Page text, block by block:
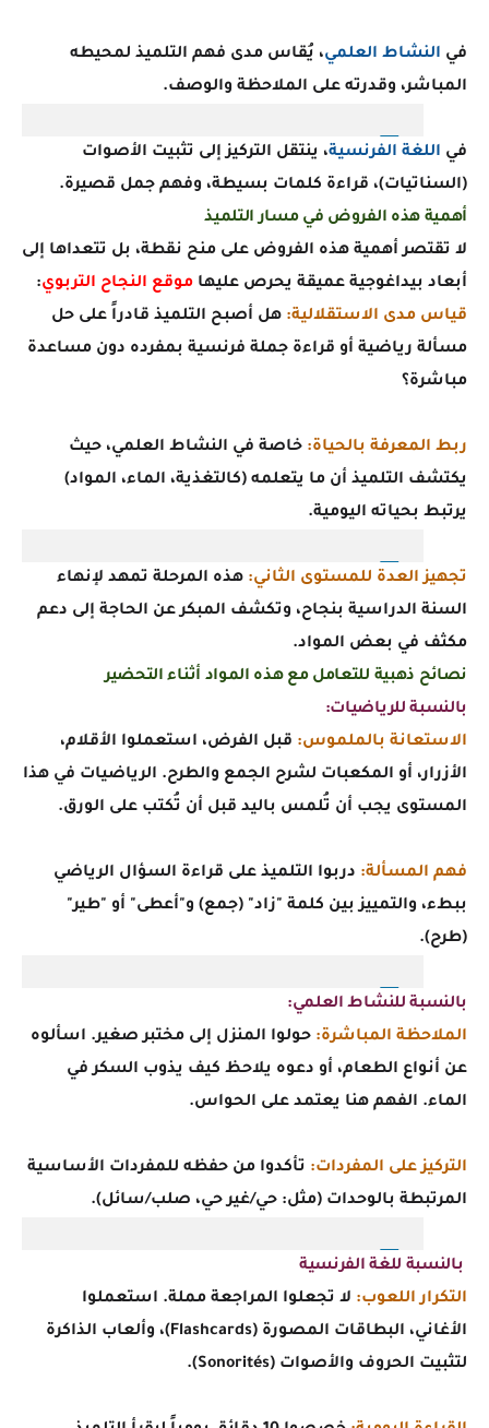
في النشاط العلمي، يُقاس مدى فهم التلميذ لمحيطه
المباشر، وقدرته على الملاحظة والوصف.
في اللغة الفرنسية، ينتقل التركيز إلى تثبيت الأصوات
(السناتيات)، قراءة كلمات بسيطة، وفهم جمل قصيرة.
أهمية هذه الفروض في مسار التلميذ
لا تقتصر أهمية هذه الفروض على منح نقطة، بل تتعداها إلى
أبعاد بيداغوجية عميقة يحرص عليها موقع النجاح التربوي:
قياس مدى الاستقلالية: هل أصبح التلميذ قادراً على حل
مسألة رياضية أو قراءة جملة فرنسية بمفرده دون مساعدة
مباشرة؟
ربط المعرفة بالحياة: خاصة في النشاط العلمي، حيث
يكتشف التلميذ أن ما يتعلمه (كالتغذية، الماء، المواد)
يرتبط بحياته اليومية.
تجهيز العدة للمستوى الثاني: هذه المرحلة تمهد لإنهاء
السنة الدراسية بنجاح، وتكشف المبكر عن الحاجة إلى دعم
مكثف في بعض المواد.
نصائح ذهبية للتعامل مع هذه المواد أثناء التحضير
بالنسبة للرياضيات:
الاستعانة بالملموس: قبل الفرض، استعملوا الأقلام،
الأزرار، أو المكعبات لشرح الجمع والطرح. الرياضيات في هذا
المستوى يجب أن تُلمس باليد قبل أن تُكتب على الورق.
فهم المسألة: دربوا التلميذ على قراءة السؤال الرياضي
ببطء، والتمييز بين كلمة "زاد" (جمع) و"أعطى" أو "طير"
(طرح).
بالنسبة للنشاط العلمي:
الملاحظة المباشرة: حولوا المنزل إلى مختبر صغير. اسألوه
عن أنواع الطعام، أو دعوه يلاحظ كيف يذوب السكر في
الماء. الفهم هنا يعتمد على الحواس.
التركيز على المفردات: تأكدوا من حفظه للمفردات الأساسية
المرتبطة بالوحدات (مثل: حي/غير حي، صلب/سائل).
بالنسبة للغة الفرنسية
التكرار اللعوب: لا تجعلوا المراجعة مملة. استعملوا
الأغاني، البطاقات المصورة (Flashcards)، وألعاب الذاكرة
لتثبيت الحروف والأصوات (Sonorités).